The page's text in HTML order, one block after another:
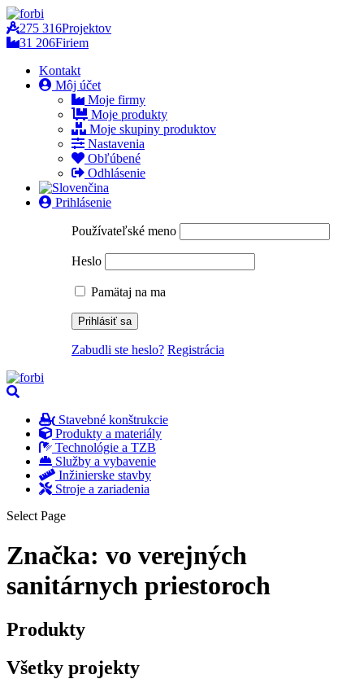
275 316Projektov
31 206Firiem
Kontakt
Môj účet
Moje firmy
Moje produkty
Moje skupiny produktov
Nastavenia
Obľúbené
Odhlásenie
Prihlásenie
Používateľské meno
Heslo
Pamätaj na ma
Zabudli ste heslo? Registrácia
Stavebné konštrukcie
Produkty a materiály
Technológie a TZB
Služby a vybavenie
Inžinierske stavby
Stroje a zariadenia
Select Page
Značka: vo verejných
sanitárnych priestoroch
Produkty
Všetky projekty